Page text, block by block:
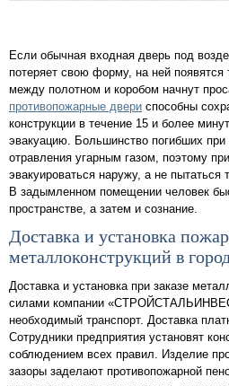
Если обычная входная дверь под
потеряет свою форму, на ней
между полотном и коробом начнут
противопожарные двери способны
конструкции в течение 15 и более
эвакуацию. Большинство погибших
отравления угарным газом, поэтому
эвакуироваться наружу, а не пытаться
В задымленном помещении человек
пространстве, а затем и сознание.
Доставка и установка
металлоконструкций в
Доставка и установка при заказе
силами компании
необходимый транспорт. Доставка
Сотрудники предприятия установят
соблюдением всех правил. Изделие
зазоры заделают противопожарной